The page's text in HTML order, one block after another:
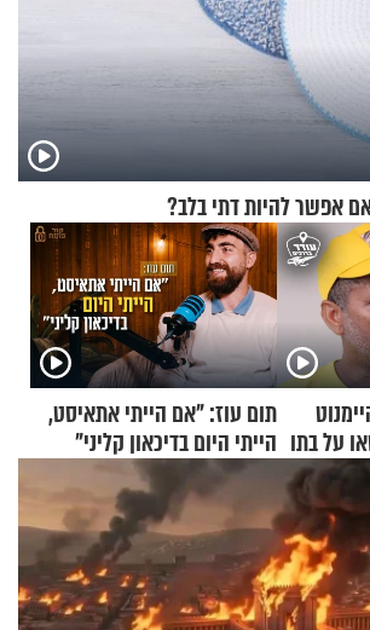
אפשר להיות דתי בלב?
על בתו
תום עוז: "אם הייתי אתאיסט,
הייתי היום בדיכאון קליני"